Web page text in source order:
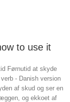
to use it
Førnutid at skyde
- Danish version
af skud og ser en
og ekkoet af